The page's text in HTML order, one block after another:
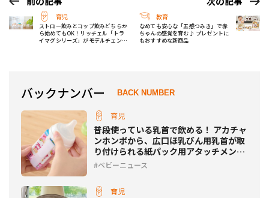
育児
ストロー飲みとコップ飲みどちらか
ら始めてもOK！リッチェル「トラ
イマグシリーズ」がモデルチェンジ
教育
なめても安心な「五感つみき」で赤
ちゃんの感覚を育む♪ プレゼントに
もおすすめな新商品
バックナンバー BACK NUMBER
育児
普段使っている乳首で飲める！ アカチャ
ンホンポから、広口ほ乳びん用乳首が取
り付けられる紙パック用アタッチメント
が発売
ベビーニュース
育児